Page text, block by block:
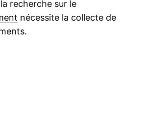
recherche sur le
nécessite la collecte de